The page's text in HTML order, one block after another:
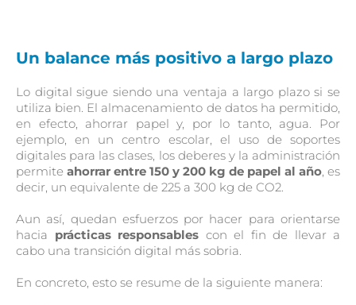
Un balance más positivo a largo plazo
Lo digital sigue siendo una ventaja a largo plazo si se
utiliza bien. El almacenamiento de datos ha permitido,
en efecto, ahorrar papel y, por lo tanto, agua. Por
ejemplo, en un centro escolar, el uso de soportes
digitales para las clases, los deberes y la administración
permite ahorrar entre 150 y 200 kg de papel al año , es
decir, un equivalente de 225 a 300 kg de CO2.
Aun así, quedan esfuerzos por hacer para orientarse
hacia prácticas responsables con el fin de llevar a
cabo una transición digital más sobria.
En concreto, esto se resume de la siguiente manera: